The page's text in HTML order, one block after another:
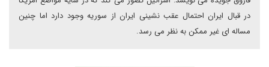
در قبال ایران احتمال عقب نشینی ایران از سوریه وجود دارد اما چنین
مساله ای غیر ممکن به نظر می رسد.